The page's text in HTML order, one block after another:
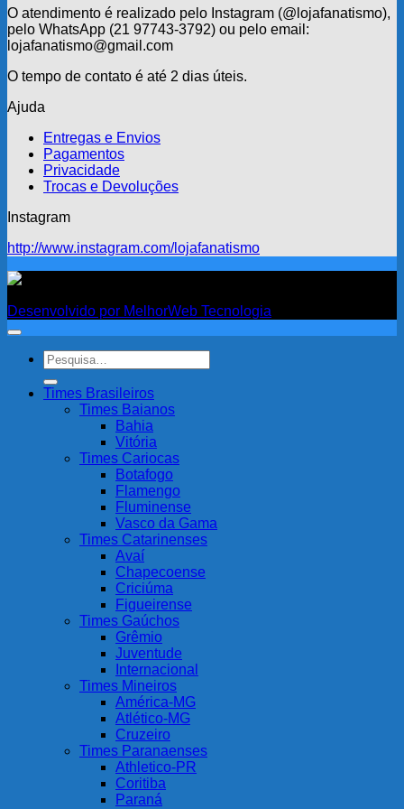
O atendimento é realizado pelo Instagram (@lojafanatismo),
pelo WhatsApp (21 97743-3792) ou pelo email:
lojafanatismo@gmail.com
O tempo de contato é até 2 dias úteis.
Ajuda
Entregas e Envios
Pagamentos
Privacidade
Trocas e Devoluções
Instagram
http://www.instagram.com/lojafanatismo
Desenvolvido por MelhorWeb Tecnologia
Pesquisar
por:
Times Brasileiros
Times Baianos
Bahia
Vitória
Times Cariocas
Botafogo
Flamengo
Fluminense
Vasco da Gama
Times Catarinenses
Avaí
Chapecoense
Criciúma
Figueirense
Times Gaúchos
Grêmio
Juventude
Internacional
Times Mineiros
América-MG
Atlético-MG
Cruzeiro
Times Paranaenses
Athletico-PR
Coritiba
Paraná